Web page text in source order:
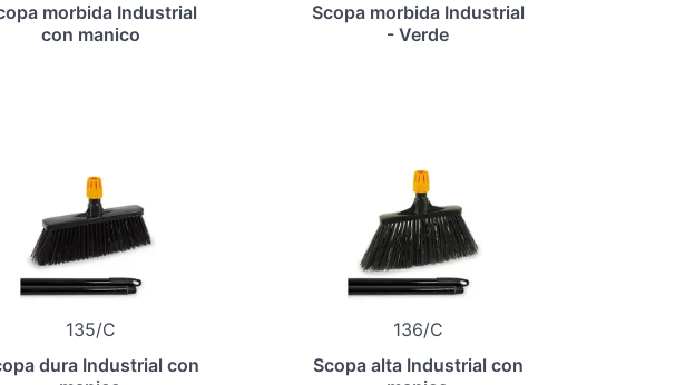
morbida Industrial
con manico
Scopa morbida Industrial
- Verde
135/C
dura Industrial con
136/C
Scopa alta Industrial con